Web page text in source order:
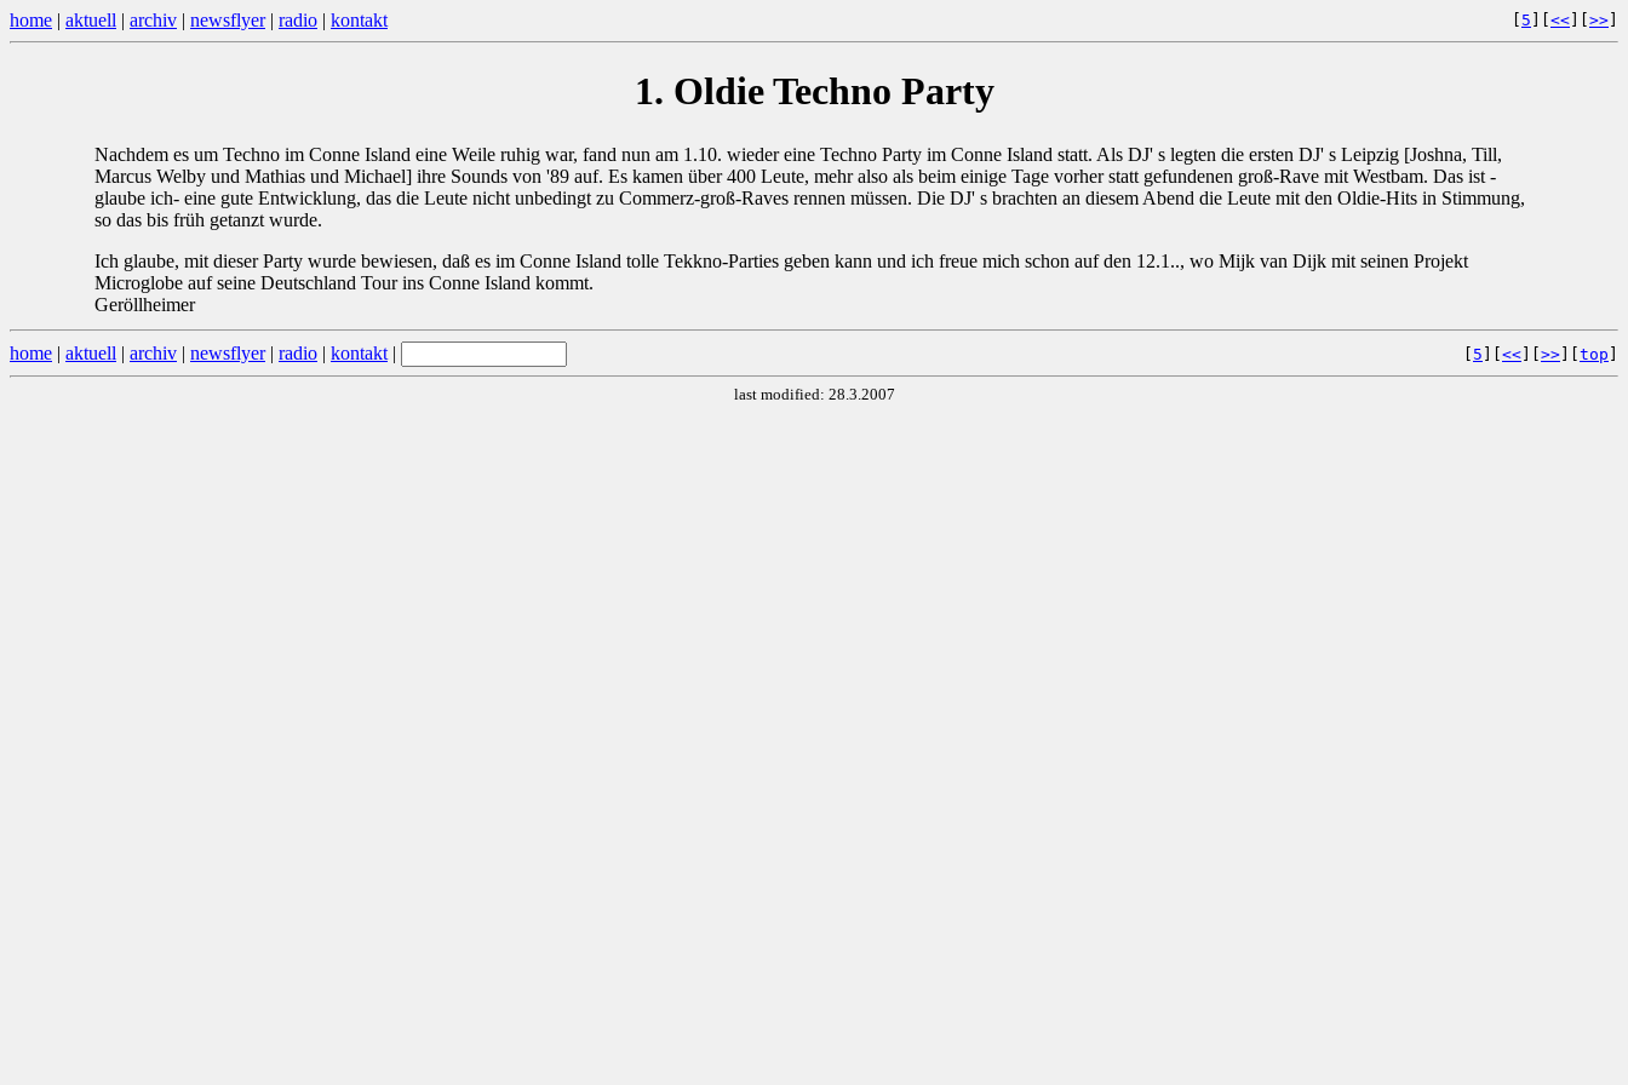
home | aktuell | archiv | newsflyer| radio | kontakt 5 << >>
1. Oldie Techno Party
Nachdem es um Techno im Conne Island eine Weile ruhig war, fand nun am 1.10. wieder eine Techno Party im Conne Island statt. Als DJ' s legten die ersten DJ' s Leipzig [Joshna, Till,
Marcus Welby und Mathias und Michael] ihre Sounds von '89 auf. Es kamen über 400 Leute, mehr also als beim einige Tage vorher statt gefundenen groß-Rave mit Westbam. Das ist -
glaube ich- eine gute Entwicklung, das die Leute nicht unbedingt zu Commerz-groß-Raves rennen müssen. Die DJ' s brachten an diesem Abend die Leute mit den Oldie-Hits in Stimmung,
so das bis früh getanzt wurde.
Ich glaube, mit dieser Party wurde bewiesen, daß es im Conne Island tolle Tekkno-Parties geben kann und ich freue mich schon auf den 12.1.., wo Mijk van Dijk mit seinen Projekt
Microglobe auf seine Deutschland Tour ins Conne Island kommt.
Geröllheimer
home | aktuell | archiv | newsflyer| radio | kontakt | 5 << >> top
last modified: 28.3.2007